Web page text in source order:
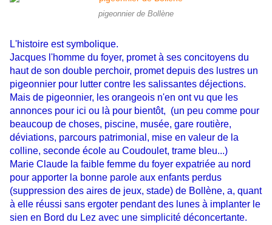
pigeonnier de Bollène
L'histoire est symbolique.
Jacques l'homme du foyer, promet à ses concitoyens du
haut de son double perchoir, promet depuis des lustres un
pigeonnier pour lutter contre les salissantes déjections.
Mais de pigeonnier, les orangeois n'en ont vu que les
annonces pour ici ou là pour bientôt, (un peu comme pour
beaucoup de choses, piscine, musée, gare routière,
déviations, parcours patrimonial, mise en valeur de la
colline, seconde école au Coudoulet, trame bleu...)
Marie Claude la faible femme du foyer expatriée au nord
pour apporter la bonne parole aux enfants perdus
(suppression des aires de jeux, stade) de Bollène, a, quant
à elle réussi sans ergoter pendant des lunes à implanter le
sien en Bord du Lez avec une simplicité déconcertante.